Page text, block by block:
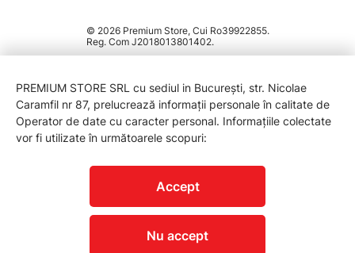
© 2026 Premium Store, Cui Ro39922855.
Reg. Com J2018013801402.
PREMIUM STORE SRL cu sediul in București, str. Nicolae
Caramfil nr 87, prelucrează informații personale în calitate de
Operator de date cu caracter personal. Informațiile colectate
vor fi utilizate în următoarele scopuri:
Accept
Nu accept